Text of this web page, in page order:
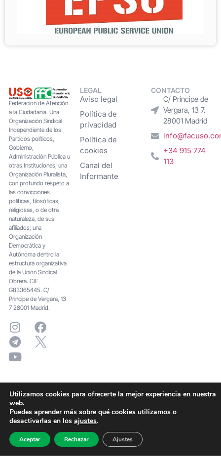
Federacion de Atención
a la Ciudadanía. Una
Organización Sindical
Independiente de los
Partidos políticos,
Gobierno,
Administración Pública u
otras Instituciones; una
Organización Pluralista,
con profundo respeto a
las convicciones
políticas, filosóficas,
religiosas, o de otra
naturaleza, de sus
afiliados; una
Organización
Democrática y
Autónoma dentro la
estructura organizativa
de la Unión Sindical
Obrera. CIF
G83365445. C/
Principe de Vergara, 13
7 28001 Madrid.
LEGAL
Aviso legal
Política de
privacidad
Política de
cookies
Canal del
Informante
CONTACTO
C/ Príncipe de
Vergara, 13 7.
28001 Madrid
+34 915 774
113
Utilizamos cookies para ofrecerte la mejor experiencia en nuestra
web.
Puedes aprender más sobre qué cookies utilizamos o
desactivarlas en los ajustes.
Aceptar Rechazar Ajustes